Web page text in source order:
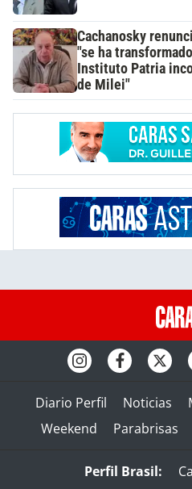
Cachanosky
"se ha
Instituto Patria
de Milei"
Diario Perfil Noticias
Weekend
Parabrisas
Perfil Brasil: